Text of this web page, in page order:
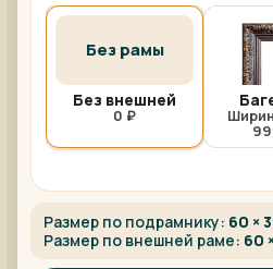
Без рамы
Без внешней
0 ₽
Размер по подрамнику: 60 ×
Размер по внешней раме: 60